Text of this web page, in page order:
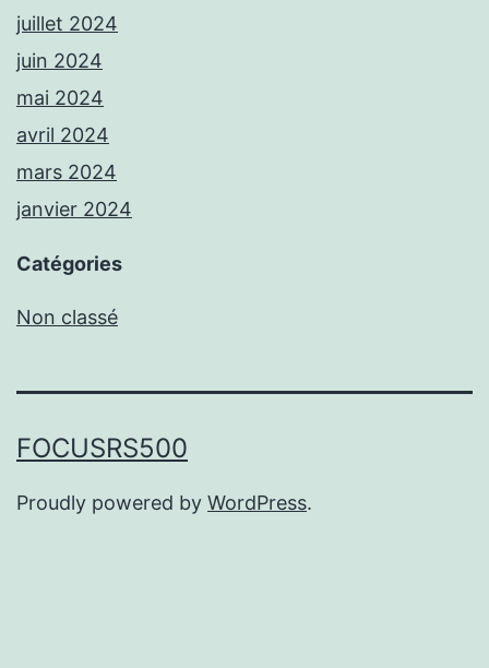
juillet 2024
juin 2024
mai 2024
avril 2024
mars 2024
janvier 2024
Catégories
Non classé
FOCUSRS500
Proudly powered by WordPress.